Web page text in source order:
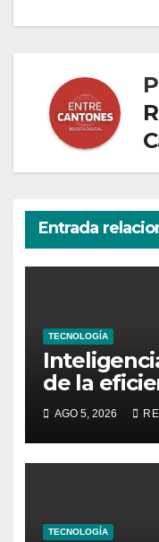
Entrada
TECNOLOGÍA
de la
deAGO 5, 2026
TECNOLOGÍA